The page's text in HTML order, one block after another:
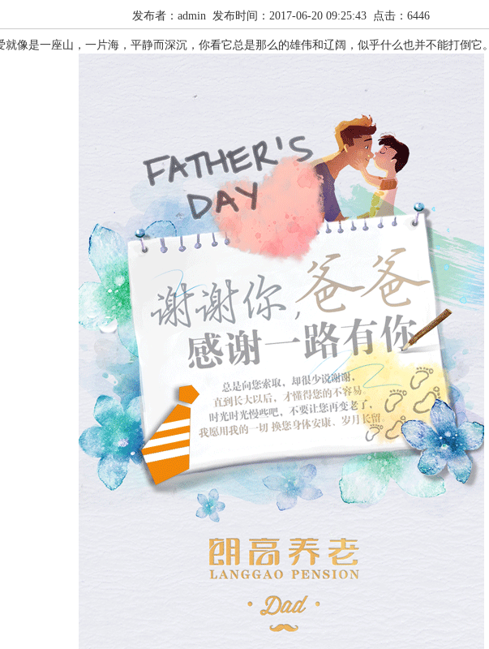
发布者：admin 发布时间：2017-06-20 09:25:43 点击：6446
就像是一座山，一片海，平静而深沉，你看它总是那么的雄伟和辽阔，似乎什么也并不能打倒它。